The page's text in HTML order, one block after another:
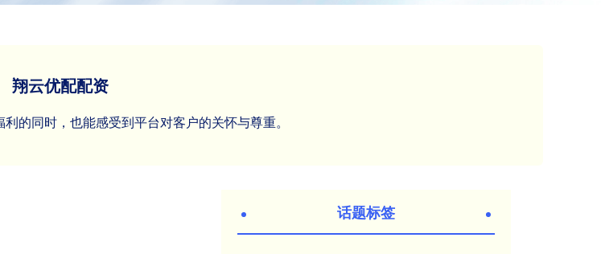
翔云优配配资
的同时，也能感受到平台对客户的关怀与尊重。
话题标签